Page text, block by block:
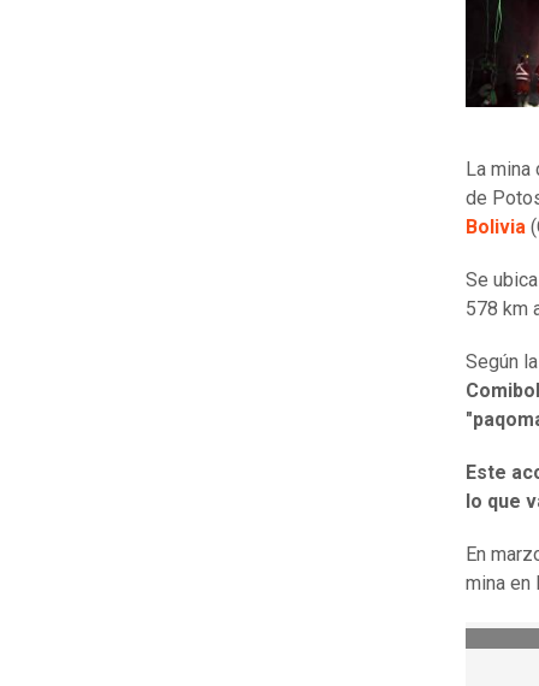
La
de
Bolivia
Se
578 km
Según
Este
lo que
En
mina en